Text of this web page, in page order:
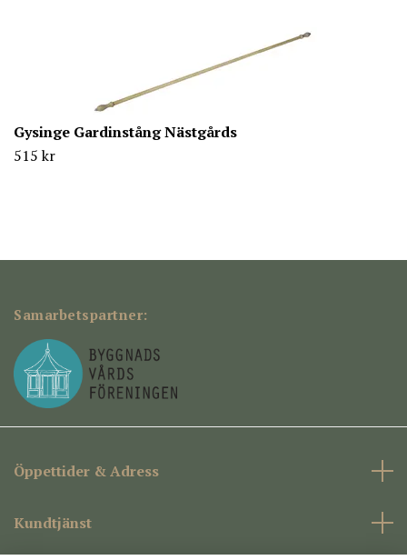
Gysinge Gardinstång Nästgårds
515 kr
Samarbetspartner:
Öppettider & Adress
Kundtjänst